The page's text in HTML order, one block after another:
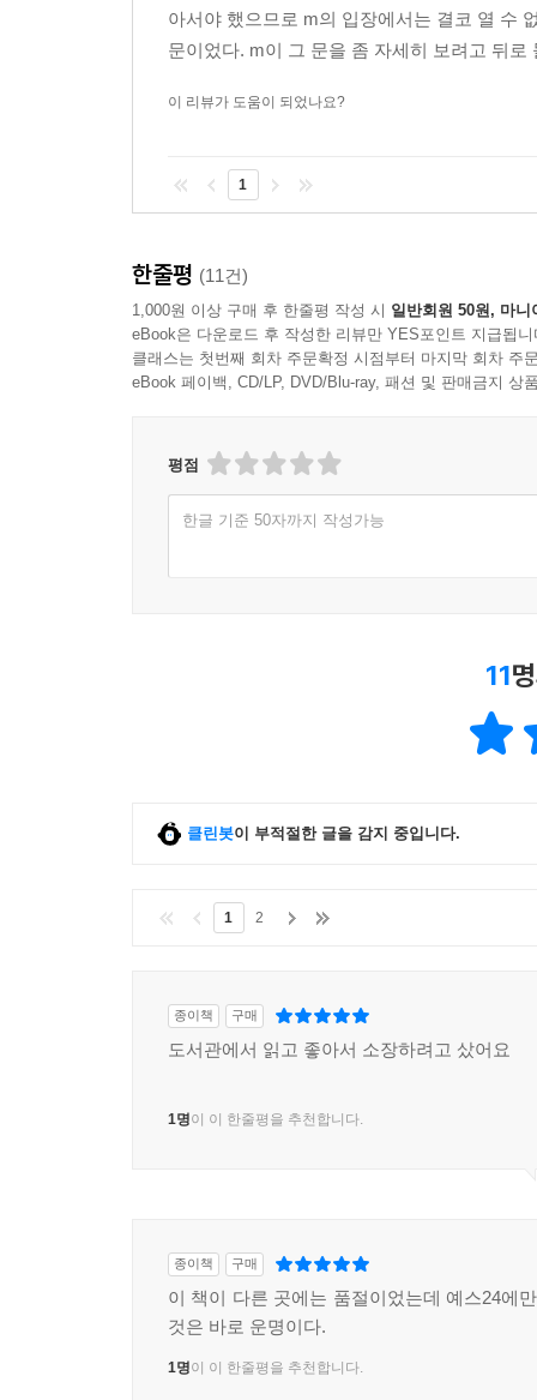
데뷔 삼 년차, 첫 소설집, 11편의 소설로 이미 자
아서야 했으므로 m의 입장에서는 결코 열 수
문이었다. m이 그 문을 좀 자세히 보려고 뒤
이 리뷰가 도움이 되었나요?
1
한줄평 (11건)
1,000원 이상 구매 후 한줄평 작성 시 일반회원 50원, 마니
eBook은 다운로드 후 작성한 리뷰만 YES포인트 지급됩니
클래스는 첫번째 회차 주문확정 시점부터 마지막 회차 주
eBook 페이백, CD/LP, DVD/Blu-ray, 패션 및 판매금지 상
평점
한글 기준 50자까지 작성가능
11
클린봇이 부적절한 글을 감지 중입니다.
1 2
종이책 구매
도서관에서 읽고 좋아서 소장하려고 샀어요
1명이 이 한줄평을 추천합니다.
종이책 구매
이 책이 다른 곳에는 품절이었는데 예스24에
것은 바로 운명이다.
1명이 이 한줄평을 추천합니다.